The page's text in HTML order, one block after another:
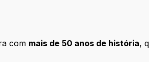
com mais de 50 anos de história,